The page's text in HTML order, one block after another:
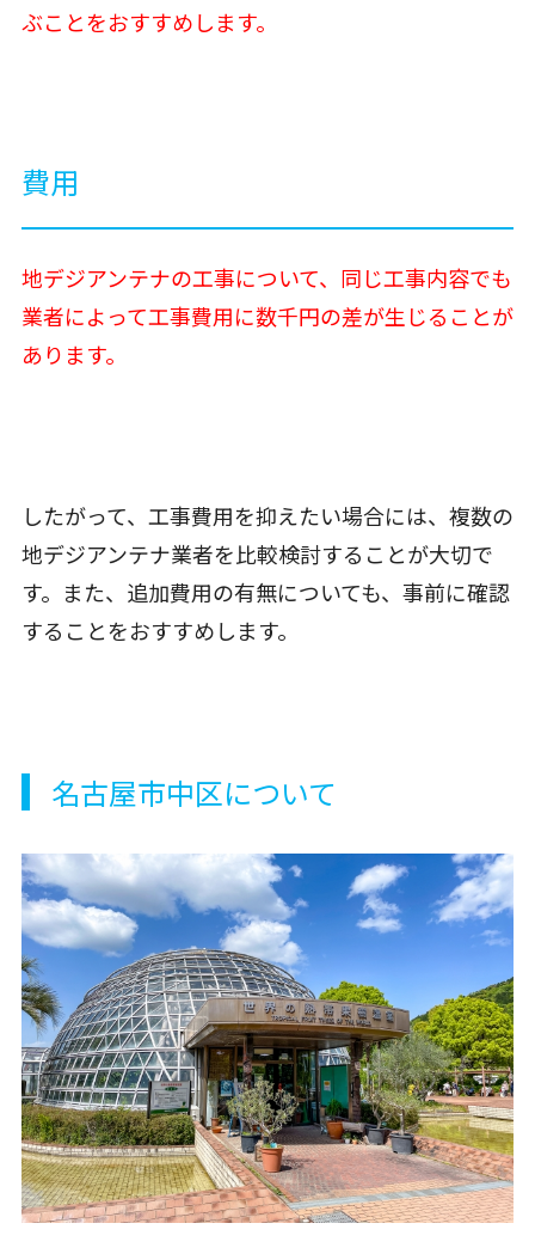
ぶことをおすすめします。
費用
地デジアンテナの工事について、同じ工事内容でも
業者によって工事費用に数千円の差が生じることが
あります。
したがって、工事費用を抑えたい場合には、複数の
地デジアンテナ業者を比較検討することが大切で
す。また、追加費用の有無についても、事前に確認
することをおすすめします。
名古屋市中区について